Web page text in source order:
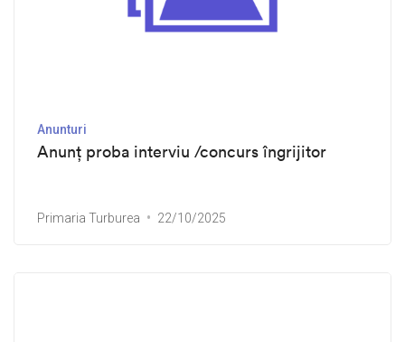
Anunturi
Anunț proba interviu /concurs îngrijitor
Primaria Turburea 22/10/2025